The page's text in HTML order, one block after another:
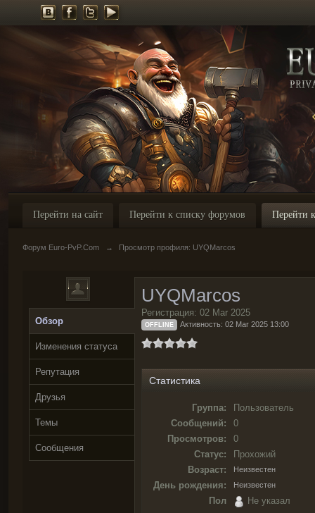
Перейти на сайт Перейти к списку форумов Перейти
Форум Euro-PvP.Com → Просмотр профиля: UYQMarcos
Обзор
Изменения статуса
Репутация
Друзья
Темы
Сообщения
UYQMarcos
Регистрация: 02 Mar 2025
OFFLINE Активность: 02 Mar 2025 13:00
Статистика
Группа:
Пользователь
Сообщений:
0
Просмотров:
0
Статус:
Прохожий
Возраст:
Неизвестен
День рождения: Неизвестен
Пол Не указал